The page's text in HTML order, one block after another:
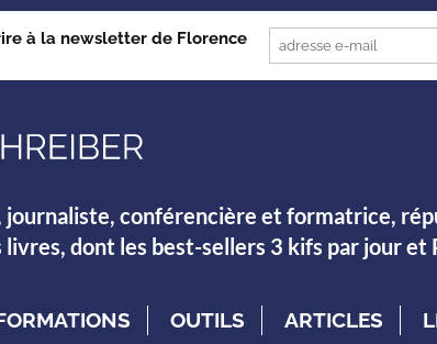
à la newsletter de Florence
journaliste, conférencière et formatrice,
dont les best-sellers 3 kifs par jour et
OUTILS ARTICLES